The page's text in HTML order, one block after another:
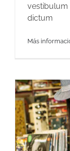
vestibulum
dictum
Más